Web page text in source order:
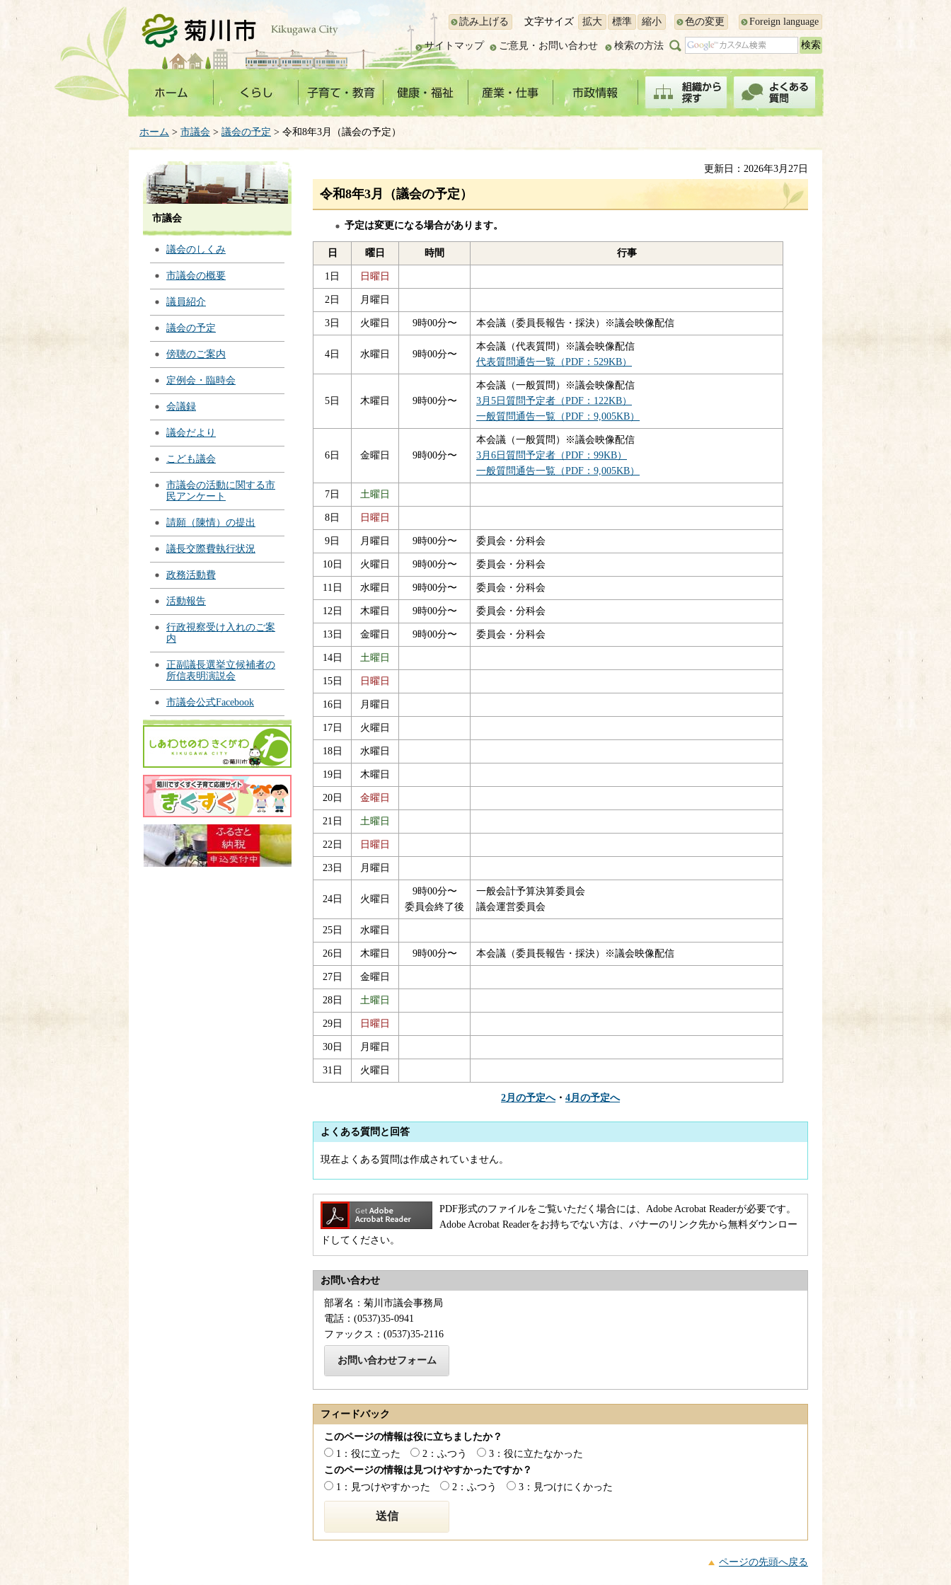
菊川市 読み上げる 文字サイズ 拡大 標準 縮小 色の変更 Foreign language
サイトマップ ご意見・お問い合わせ 検索の方法
ホーム > 市議会 > 議会の予定 > 令和8年3月（議会の予定）
市議会
議会のしくみ
市議会の概要
議員紹介
議会の予定
傍聴のご案内
定例会・臨時会
会議録
議会だより
こども議会
市議会の活動に関する市
民アンケート
請願（陳情）の提出
議長交際費執行状況
政務活動費
活動報告
行政視察受け入れのご案
内
正副議長選挙立候補者の
所信表明演説会
市議会公式Facebook
更新日：2026年3月27日
令和8年3月（議会の予定）
予定は変更になる場合があります。
日 曜日 時間 行事
1日 日曜日
2日 月曜日
3日 火曜日 9時00分〜 本会議（委員長報告・採決）※議会映像配信
4日 水曜日 9時00分〜
本会議（代表質問）※議会映像配信
代表質問通告一覧（PDF：529KB）
5日 木曜日 9時00分〜
本会議（一般質問）※議会映像配信
3月5日質問予定者（PDF：122KB）
一般質問通告一覧（PDF：9,005KB）
6日 金曜日 9時00分〜
本会議（一般質問）※議会映像配信
3月6日質問予定者（PDF：99KB）
一般質問通告一覧（PDF：9,005KB）
7日 土曜日
8日 日曜日
9日 月曜日 9時00分〜 委員会・分科会
10日 火曜日 9時00分〜 委員会・分科会
11日 水曜日 9時00分〜 委員会・分科会
12日 木曜日 9時00分〜 委員会・分科会
13日 金曜日 9時00分〜 委員会・分科会
14日 土曜日
15日 日曜日
16日 月曜日
17日 火曜日
18日 水曜日
19日 木曜日
20日 金曜日
21日 土曜日
22日 日曜日
23日 月曜日
24日 火曜日
9時00分〜
委員会終了後
一般会計予算決算委員会
議会運営委員会
25日 水曜日
26日 木曜日 9時00分〜 本会議（委員長報告・採決）※議会映像配信
27日 金曜日
28日 土曜日
29日 日曜日
30日 月曜日
31日 火曜日
2月の予定へ・ 4月の予定へ
よくある質問と回答
現在よくある質問は作成されていません。
PDF形式のファイルをご覧いただく場合には、Adobe Acrobat Readerが必要です。
Adobe Acrobat Readerをお持ちでない方は、バナーのリンク先から無料ダウンロー
ドしてください。
お問い合わせ
部署名：菊川市議会事務局
電話：(0537)35-0941
ファックス：(0537)35-2116
フィードバック
このページの情報は役に立ちましたか？
1：役に立った
2：ふつう
3：役に立たなかった
このページの情報は見つけやすかったですか？
1：見つけやすかった
2：ふつう 3：見つけにくかった
ページの先頭へ戻る